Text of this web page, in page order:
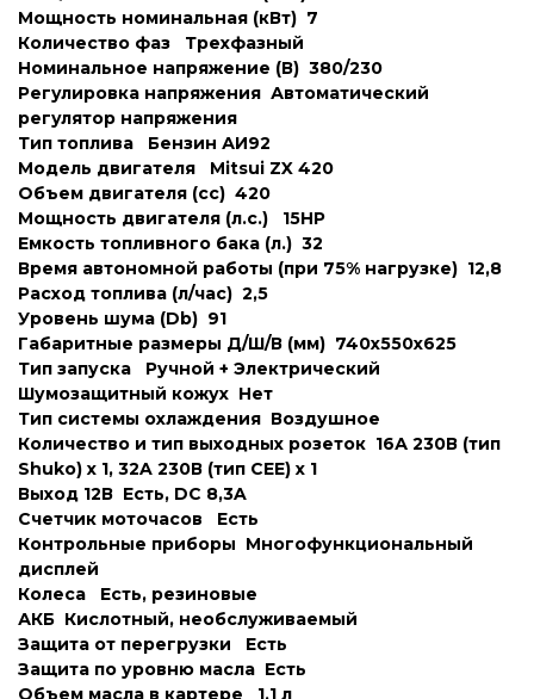
Мощность номинальная (кВт) 7
Количество фаз Трехфазный
Номинальное напряжение (В) 380/230
Регулировка напряжения Автоматический
регулятор напряжения
Тип топлива Бензин АИ92
Модель двигателя Mitsui ZX 420
Объем двигателя (cc) 420
Мощность двигателя (л.с.) 15HP
Емкость топливного бака (л.) 32
Время автономной работы (при 75% нагрузке) 12,8
Расход топлива (л/час) 2,5
Уровень шума (Db) 91
Габаритные размеры Д/Ш/В (мм) 740х550х625
Тип запуска Ручной + Электрический
Шумозащитный кожух Нет
Тип системы охлаждения Воздушное
Количество и тип выходных розеток 16А 230В (тип
Shuko) х 1, 32A 230В (тип CEE) х 1
Выход 12В Есть, DC 8,3A
Счетчик моточасов Есть
Контрольные приборы Многофункциональный
дисплей
Колеса Есть, резиновые
АКБ Кислотный, необслуживаемый
Защита от перегрузки Есть
Защита по уровню масла Есть
Объем масла в картере 1.1 л